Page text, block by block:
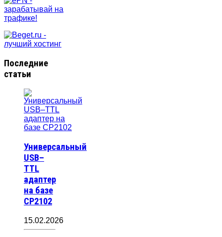
Последние
статьи
Универсальный
USB–
TTL
адаптер
на базе
CP2102
15.02.2026